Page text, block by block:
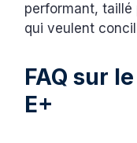
performant,
qui veulent
FAQ sur
E+